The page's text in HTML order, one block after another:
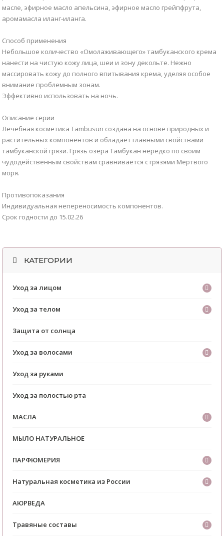
масле, эфирное масло апельсина, эфирное масло грейпфрута,
аромамасла иланг-иланга.
Способ применения
Небольшое количество «Омолаживающего» тамбуканского крема
нанести на чистую кожу лица, шеи и зону декольте. Нежно
массировать кожу до полного впитывания крема, уделяя особое
внимание проблемным зонам.
Эффективно использовать на ночь.
Описание серии
Лечебная косметика Tambusun создана на основе природных и
растительных компонентов и обладает главными свойствами
тамбуканской грязи. Грязь озера Тамбукан нередко по своим
чудодейственным свойствам сравнивается с грязями Мертвого
моря.
Противопоказания
Индивидуальная непереносимость компонентов.
Срок годности до 15.02.26
КАТЕГОРИИ
Уход за лицом
Уход за телом
Защита от солнца
Уход за волосами
Уход за руками
Уход за полостью рта
МАСЛА
МЫЛО НАТУРАЛЬНОЕ
ПАРФЮМЕРИЯ
Натуральная косметика из России
АЮРВЕДА
Травяные составы